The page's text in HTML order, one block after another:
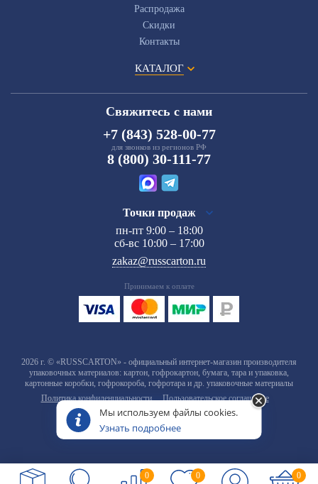
0 0 0
Распродажа
Скидки
Контакты
КАТАЛОГ
Свяжитесь с нами
+7 (843) 528-00-77
для звонков из регионов РФ
8 (800) 30-111-77
Точки продаж
пн-пт 9:00 – 18:00
сб-вс 10:00 – 17:00
zakaz@russcarton.ru
Принимаем к оплате
2026 г. © «RUSSCARTON» - официальный интернет-магазин производителя
упаковочных материалов: картон, гофрокартон, бумага, тара и упаковка,
картонные коробки, гофрокороба, гофротара и др. упаковочные материалы
Политика конфиденциальности
Пользовательское соглашение
Мы используем файлы cookies.
Узнать подробнее